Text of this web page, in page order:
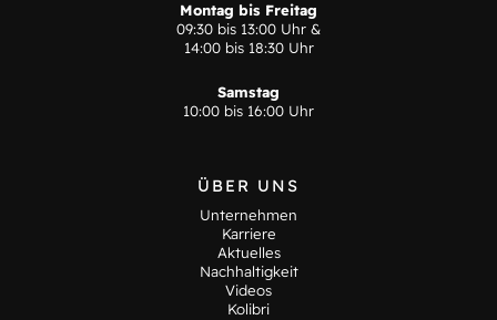
Montag bis Freitag
09:30 bis 13:00 Uhr &
14:00 bis 18:30 Uhr
Samstag
10:00 bis 16:00 Uhr
ÜBER UNS
Unternehmen
Karriere
Aktuelles
Nachhaltigkeit
Videos
Kolibri